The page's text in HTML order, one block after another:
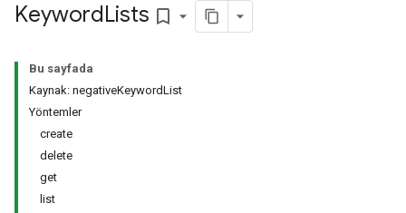
KeywordLists bookmark_border
Bu sayfada
Kaynak: negativeKeywordList
Yöntemler
create
delete
get
list